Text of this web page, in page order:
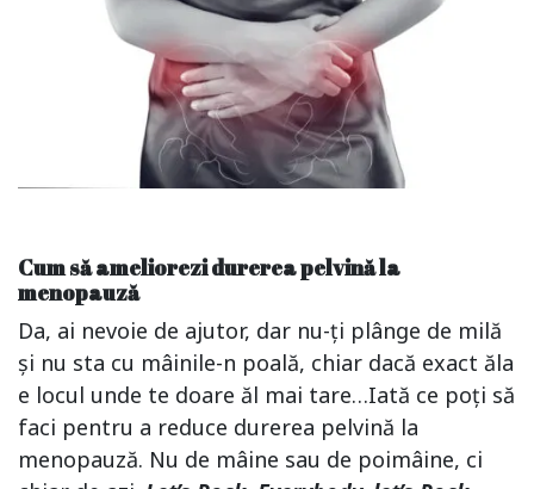
Cum să ameliorezi durerea pelvină la
menopauză
Da, ai nevoie de ajutor, dar nu-ți plânge de milă
și nu sta cu mâinile-n poală, chiar dacă exact ăla
e locul unde te doare ăl mai tare…Iată ce poți să
faci pentru a reduce durerea pelvină la
menopauză. Nu de mâine sau de poimâine, ci